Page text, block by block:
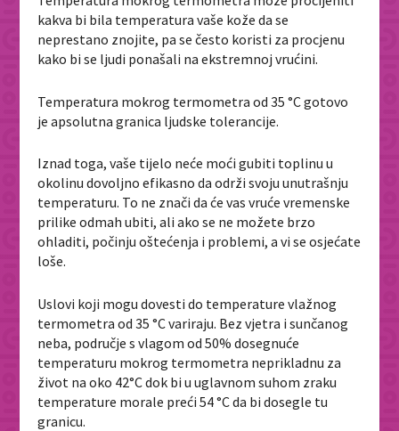
kakva bi bila temperatura vaše kože da se
neprestano znojite, pa se često koristi za procjenu
kako bi se ljudi ponašali na ekstremnoj vrućini.
Temperatura mokrog termometra od 35 °C gotovo
je apsolutna granica ljudske tolerancije.
Iznad toga, vaše tijelo neće moći gubiti toplinu u
okolinu dovoljno efikasno da održi svoju unutrašnju
temperaturu. To ne znači da će vas vruće vremenske
prilike odmah ubiti, ali ako se ne možete brzo
ohladiti, počinju oštećenja i problemi, a vi se osjećate
loše.
Uslovi koji mogu dovesti do temperature vlažnog
termometra od 35 °C variraju. Bez vjetra i sunčanog
neba, područje s vlagom od 50% dosegnuće
temperaturu mokrog termometra neprikladnu za
život na oko 42°C dok bi u uglavnom suhom zraku
temperature morale preći 54 °C da bi dosegle tu
granicu.